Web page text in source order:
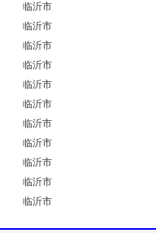
临沂市
临沂市
临沂市
临沂市
临沂市
临沂市
临沂市
临沂市
临沂市
临沂市
临沂市